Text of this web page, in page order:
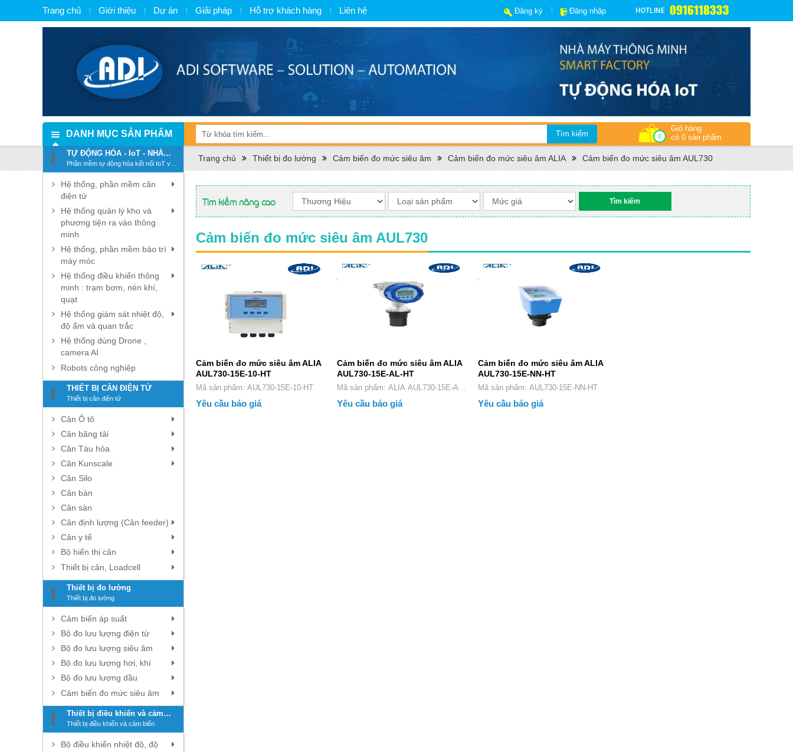
Trang chủ Giới thiệu Dự án Giải pháp Hỗ trợ khách hàng Liên hệ Đăng ký Đăng nhập HOTLINE 0916118333
DANH MỤC SẢN PHẨM
TỰ ĐỘNG HÓA - IoT - NHÀ
MÁY THÔNG MINH - SMART
FACTORY
Phần mềm tự động hóa kết nối IoT và
chuyển đổi số, số hóa
Hệ thống, phần mềm cân
điện tử
Hệ thống quản lý kho và
phương tiện ra vào thông
minh
Hệ thống, phần mềm bảo trì
máy móc
Hệ thống điều khiển thông
minh : trạm bơm, nén khí,
quạt
Hệ thống giám sát nhiệt độ,
độ ẩm và quan trắc
Hệ thống dùng Drone ,
camera AI
Robots công nghiệp
THIẾT BỊ CÂN ĐIỆN TỬ
Thiết bị cân điện tử
Cân Ô tô
Cân băng tải
Cân Tàu hỏa
Cân Kunscale
Cân Silo
Cân bàn
Cân sàn
Cân định lượng (Cân feeder)
Cân y tế
Bộ hiển thị cân
Thiết bị cân, Loadcell
Thiết bị đo lường
Thiết bị đo lường
Cảm biến áp suất
Bộ đo lưu lượng điện từ
Bộ đo lưu lượng siêu âm
Bộ đo lưu lượng hơi, khí
Bộ đo lưu lượng dầu
Cảm biến đo mức siêu âm
Thiết bị điều khiển và cảm
biến
Thiết bị điều khiển và cảm biến
Bộ điều khiển nhiệt độ, độ
0
Giỏ hàng
có 0 sản phẩm
Trang chủ Thiết bị đo lường Cảm biến đo mức siêu âm Cảm biến đo mức siêu âm ALIA Cảm biến đo mức siêu âm AUL730
Tìm kiếm nâng cao
Cảm biến đo mức siêu âm AUL730
Cảm biến đo mức siêu âm ALIA
AUL730-15E-10-HT
Mã sản phẩm: AUL730-15E-10-HT
Yêu cầu báo giá
Cảm biến đo mức siêu âm ALIA
AUL730-15E-AL-HT
Mã sản phẩm: ALIA AUL730-15E-AL-
HT
Yêu cầu báo giá
Cảm biến đo mức siêu âm ALIA
AUL730-15E-NN-HT
Mã sản phẩm: AUL730-15E-NN-HT
Yêu cầu báo giá